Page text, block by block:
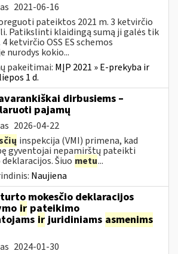
2021-06-16
pateiktos 2021 m. 3 ketvirčio
Patikslinti klaidingą sumą ji galės tik
ketvirčio OSS ES schemos
nurodys kokio...
pakeitimai: MĮP 2021 » E-prekyba ir
1 d.
dirbusiems –
pajamų
2026-04-22
inspekcija (VMI) primena, kad
gyventojai nepamirštų pateikti
Šiuo metu...
Naujiena
mokesčio deklaracijos
ir pateikimo
irjuridiniams asmenims
2024-01-30